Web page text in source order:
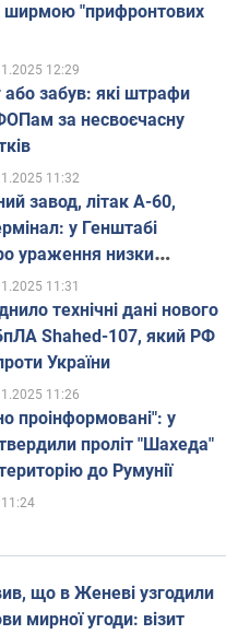
ширмою "прифронтових
12:29
або забув: які штрафи
за несвоєчасну
11:32
завод, літак А-60,
у Генштабі
ураження низки
Росії
11:31
технічні дані нового
Shahed-107, який РФ
України
11:26
проінформовані": у
проліт "Шахеда"
до Румунії
що в Женеві узгодили
угоди: візит